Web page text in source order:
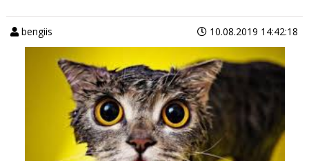
bengiis 10.08.2019 14:42:18